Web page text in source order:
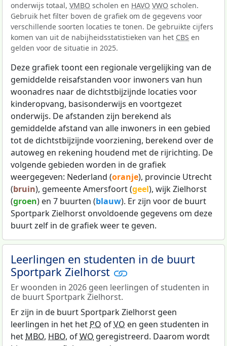
onderwijs totaal, VMBO scholen en HAVO VWO scholen.
Gebruik het filter boven de grafiek om de gegevens voor
verschillende soorten locaties te tonen. De gebruikte cijfers
komen van uit de nabijheidsstatistieken van het CBS en
gelden voor de situatie in 2025.
Deze grafiek toont een regionale vergelijking van de
gemiddelde reisafstanden voor inwoners van hun
woonadres naar de dichtstbijzijnde locaties voor
kinderopvang, basisonderwijs en voortgezet
onderwijs. De afstanden zijn berekend als
gemiddelde afstand van alle inwoners in een gebied
tot de dichtstbijzijnde voorziening, berekend over de
autoweg en rekening houdend met de rijrichting. De
volgende gebieden worden in de grafiek
weergegeven: Nederland (oranje), provincie Utrecht
(bruin), gemeente Amersfoort (geel), wijk Zielhorst
(groen) en 7 buurten (blauw). Er zijn voor de buurt
Sportpark Zielhorst onvoldoende gegevens om deze
buurt zelf in de grafiek weer te geven.
Leerlingen en studenten in de buurt
Sportpark Zielhorst
Er woonden in 2026 geen leerlingen of studenten in
de buurt Sportpark Zielhorst.
Er zijn in de buurt Sportpark Zielhorst geen
leerlingen in het het PO ofVO en geen studenten in
het MBO, HBO, ofWO geregistreerd. Daarom wordt